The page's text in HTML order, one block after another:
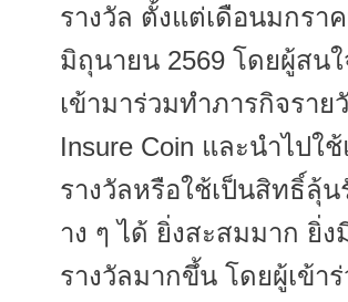
รางวัล ตั้งแต่เดือนมกรา
มิถุนายน 2569 โดยผู้สน
เข้ามาร่วมทำภารกิจราย
Insure Coin และนำไปใ
รางวัลหรือใช้เป็นสิทธิ์ลุ้น
าง ๆ ได้ ยิ่งสะสมมาก ยิ่ง
รางวัลมากขึ้น โดยผู้เข้า